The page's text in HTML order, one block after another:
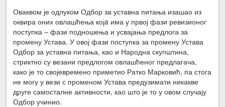
Оваквом је одлуком Одбор за уставна питања изашао из
оквира оних овлашћења којa има у првој фази ревизионог
поступка – фази подношења и усвајања предлога за
промену Устава. У овој фази поступка за промену Устава
Одбор за уставна питања, као и Народна скупштина,
стриктно су везани предлогом овлашћеног предлагача,
како је то својевремено приметио Ратко Марковић, па стога
не могу у вези с променом Устава предузимати никакве
друге самосталне активности, као што је то у овом случају
Одбор учинио.